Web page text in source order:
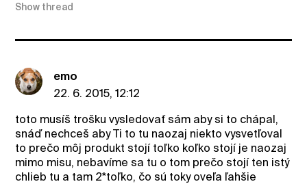
Show thread
emo
22. 6. 2015, 12:12
toto musíš trošku vysledovať sám aby si to chápal,
snáď nechceš aby Ti to tu naozaj niekto vysvetľoval
to prečo môj produkt stojí toľko koľko stojí je naozaj
mimo misu, nebavíme sa tu o tom prečo stojí ten istý
chlieb tu a tam 2*toľko, čo sú toky oveľa ľahšie